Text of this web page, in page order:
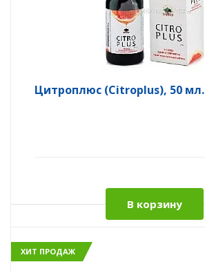
Цитроплюс (Citroplus), 50 мл.
В корзину
ХИТ ПРОДАЖ